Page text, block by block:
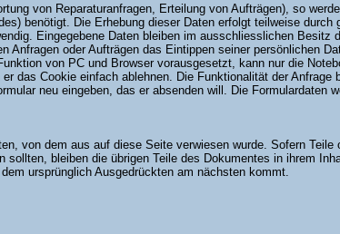
von Reparaturanfragen, Erteilung von Aufträgen), so
benötigt. Die Erhebung dieser Daten erfolgt teilweise
Eingegebene Daten bleiben im ausschliesslichen Besitz
Anfragen oder Aufträgen das Eintippen seiner persönlichen
von PC und Browser vorausgesetzt, kann nur die
das Cookie einfach ablehnen. Die Funktionalität der Anfrage
neu eingeben, das er absenden will. Die Formulardaten
von dem aus auf diese Seite verwiesen wurde. Sofern Teile
bleiben die übrigen Teile des Dokumentes in ihrem
ursprünglich Ausgedrückten am nächsten kommt.